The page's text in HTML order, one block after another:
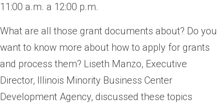
11:00 a.m. a 12:00 p.m.
What are all those grant documents about? Do you
want to know more about how to apply for grants
and process them? Liseth Manzo, Executive
Director, Illinois Minority Business Center
Development Agency, discussed these topics